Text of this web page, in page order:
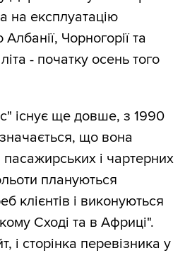
на експлуатацію
Албанії, Чорногорії та
- початку осень того
існує ще довше, з 1990
що вона
пасажирських і чартерних
плануються
клієнтів і виконуються
Сході та в Африці".
і сторінка перевізника у